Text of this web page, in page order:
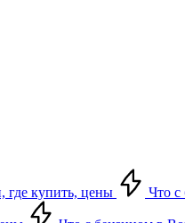
где купить, цены Что с